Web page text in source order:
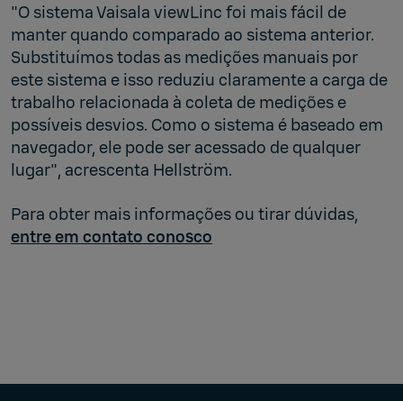
"O sistema Vaisala viewLinc foi mais fácil de
manter quando comparado ao sistema anterior.
Substituímos todas as medições manuais por
este sistema e isso reduziu claramente a carga de
trabalho relacionada à coleta de medições e
possíveis desvios. Como o sistema é baseado em
navegador, ele pode ser acessado de qualquer
lugar", acrescenta Hellström.
Para obter mais informações ou tirar dúvidas,
entre em contato conosco